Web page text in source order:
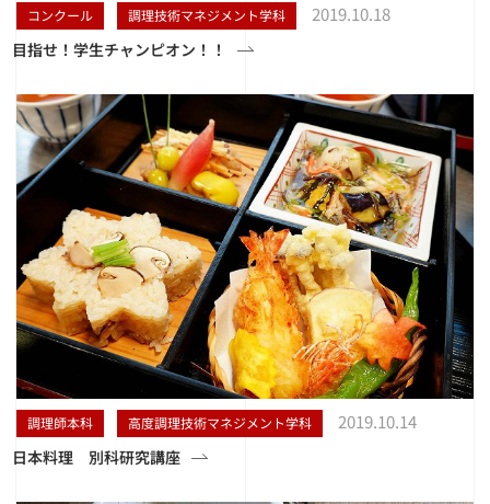
コンクール 調理技術マネジメント学科 2019.10.18
目指せ！学生チャンピオン！！
調理師本科 高度調理技術マネジメント学科 2019.10.14
日本料理 別科研究講座